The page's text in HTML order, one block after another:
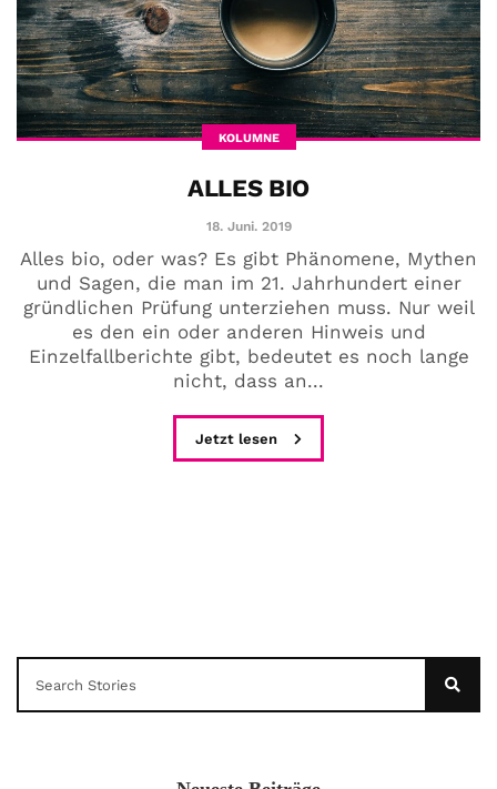
KOLUMNE
ALLES BIO
18. Juni. 2019
Alles bio, oder was? Es gibt Phänomene, Mythen
und Sagen, die man im 21. Jahrhundert einer
gründlichen Prüfung unterziehen muss. Nur weil
es den ein oder anderen Hinweis und
Einzelfallberichte gibt, bedeutet es noch lange
nicht, dass an...
Jetzt lesen